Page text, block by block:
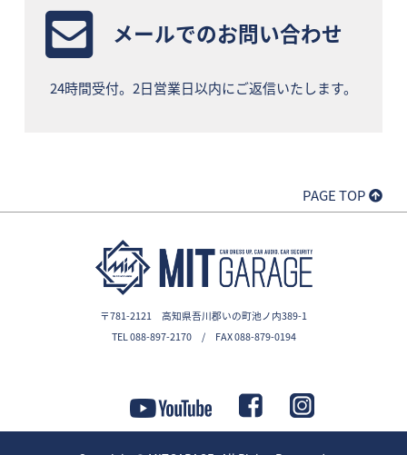
メールでのお問い合わせ
24時間受付。2日営業日以内にご返信いたします。
PAGE TOP
〒781-2121 高知県吾川郡いの町池ノ内389-1
TEL 088-897-2170 / FAX 088-879-0194